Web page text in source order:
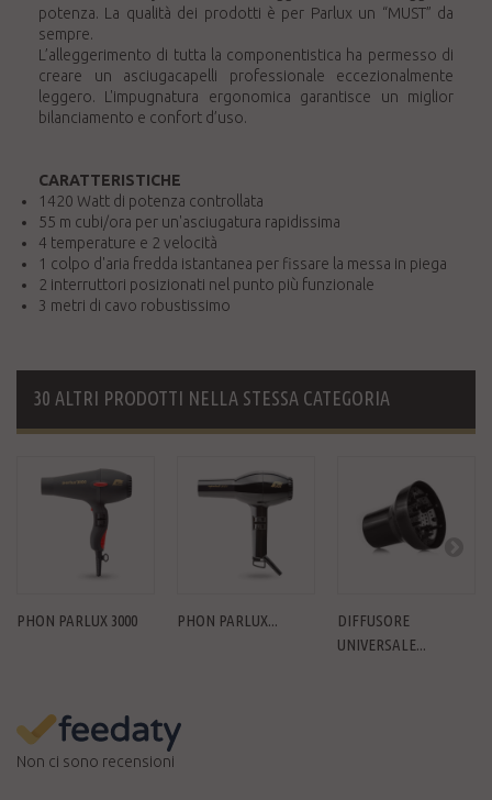
potenza. La qualità dei prodotti è per Parlux un “MUST” da
sempre.
L’alleggerimento di tutta la componentistica ha permesso di
creare un asciugacapelli professionale eccezionalmente
leggero. L'impugnatura ergonomica garantisce un miglior
bilanciamento e confort d’uso.
CARATTERISTICHE
1420 Watt di potenza controllata
55 m cubi/ora per un'asciugatura rapidissima
4 temperature e 2 velocità
1 colpo d'aria fredda istantanea per fissare la messa in piega
2 interruttori posizionati nel punto più funzionale
3 metri di cavo robustissimo
30 ALTRI PRODOTTI NELLA STESSA CATEGORIA
PHON PARLUX 3000 PHON PARLUX...
DIFFUSORE
UNIVERSALE...
Non ci sono recensioni